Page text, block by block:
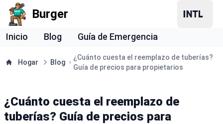
Burger
Inicio Blog Guía de Emergencia
Hogar Blog
¿Cuánto cuesta el reemplazo de tuberías?
Guía de precios para propietarios
¿Cuánto cuesta el reemplazo de
tuberías? Guía de precios para